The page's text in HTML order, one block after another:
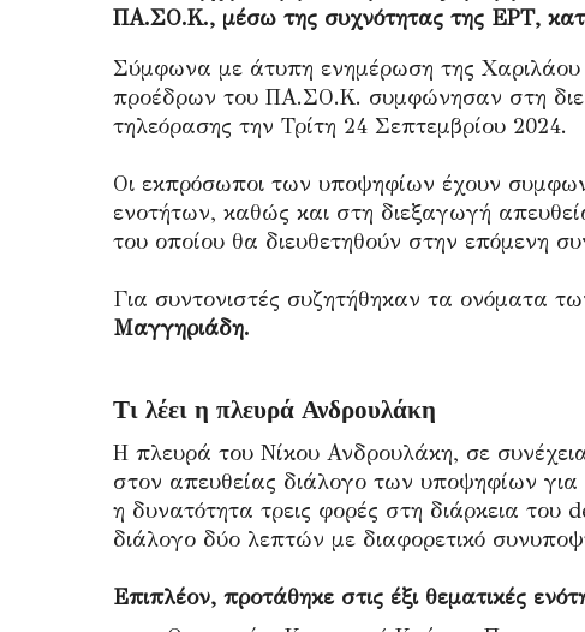
ΠΑ.ΣΟ.Κ., μέσω της συχνότητας της ΕΡΤ,
Σύμφωνα με άτυπη ενημέρωση της
προέδρων του ΠΑ.ΣΟ.Κ. συμφώνησαν στη
τηλεόρασης την Τρίτη 24 Σεπτεμβρίου 2024.
Οι εκπρόσωποι των υποψηφίων έχουν
ενοτήτων, καθώς και στη διεξαγωγή
του οποίου θα διευθετηθούν στην επόμενη
Για συντονιστές συζητήθηκαν τα ονόματα
Μαγγηριάδη.
Τι λέει η πλευρά Ανδρουλάκη
Η πλευρά του Νίκου Ανδρουλάκη, σε
στον απευθείας διάλογο των υποψηφίων
η δυνατότητα τρεις φορές στη διάρκεια του
διάλογο δύο λεπτών με διαφορετικό
Επιπλέον, προτάθηκε στις έξι θεματικές